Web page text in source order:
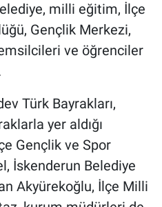
milli eğitim, İlçe
Gençlik Merkezi,
ve öğrenciler
Türk Bayrakları,
yer aldığı
Gençlik ve Spor
İskenderun Belediye
Akyürekoğlu, İlçe Milli